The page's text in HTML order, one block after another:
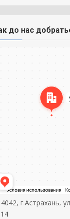
до нас
г.Астрахань,